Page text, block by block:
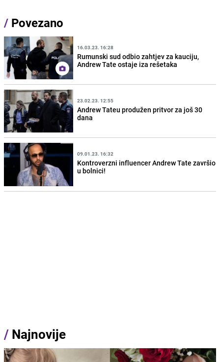
/ Povezano
16.03.23. 16:28
Rumunski sud odbio zahtjev za kauciju,
Andrew Tate ostaje iza rešetaka
23.02.23. 12:55
Andrew Tateu produžen pritvor za još 30
dana
09.01.23. 16:32
Kontroverzni influencer Andrew Tate završio
u bolnici!
/ Najnovije